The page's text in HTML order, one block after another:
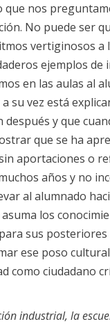
que nos
No puede ser
vertiginosos a
ejemplos
en las aulas al
su vez está
y que
que se ha
aportaciones o
años y no
al alumnado
los
sus posteriores
ese poso
como ciudadano
industrial, la